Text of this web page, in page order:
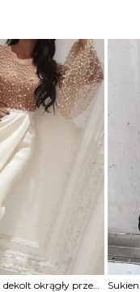
Długi rękaw bufki dekolt okrągły przeźroczysta koraliki długa maxi do ziemi wieczorowa impreza rozcięcie marszczenie suknia sukienka Glendora